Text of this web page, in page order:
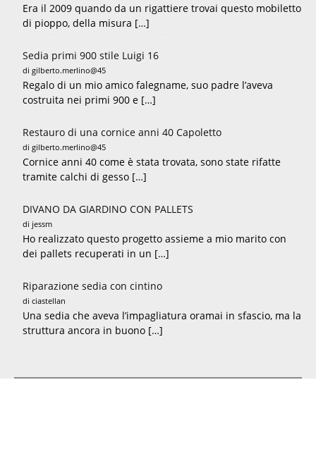
Era il 2009 quando da un rigattiere trovai questo mobiletto
di pioppo, della misura […]
Sedia primi 900 stile Luigi 16
di gilberto.merlino@45
Regalo di un mio amico falegname, suo padre l’aveva
costruita nei primi 900 e […]
Restauro di una cornice anni 40 Capoletto
di gilberto.merlino@45
Cornice anni 40 come è stata trovata, sono state rifatte
tramite calchi di gesso […]
DIVANO DA GIARDINO CON PALLETS
di jessm
Ho realizzato questo progetto assieme a mio marito con
dei pallets recuperati in un […]
Riparazione sedia con cintino
di ciastellan
Una sedia che aveva l’impagliatura oramai in sfascio, ma la
struttura ancora in buono […]